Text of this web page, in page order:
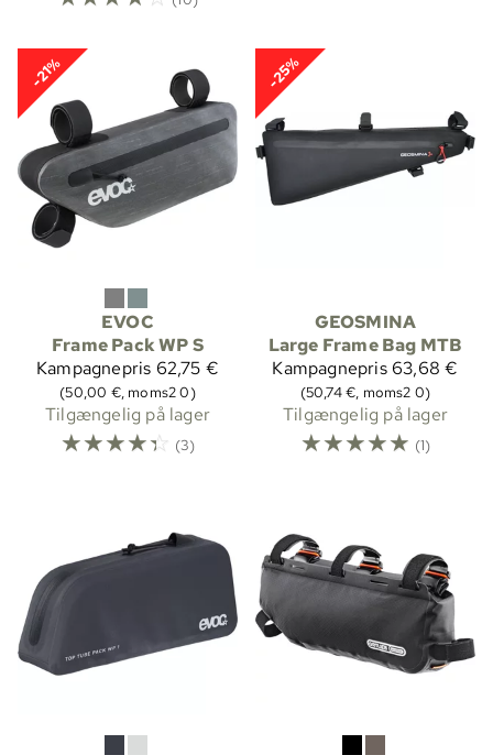
-21%
EVOC
Frame Pack WP S
Kampagnepris 62,75 €
(50,00 €, moms2 0)
Tilgængelig på lager
☆☆☆☆☆ (3)
-25%
GEOSMINA
Large Frame Bag MTB
Kampagnepris63,68 €
(50,74 €, moms2 0)
Tilgængelig på lager
☆☆☆☆☆ (1)